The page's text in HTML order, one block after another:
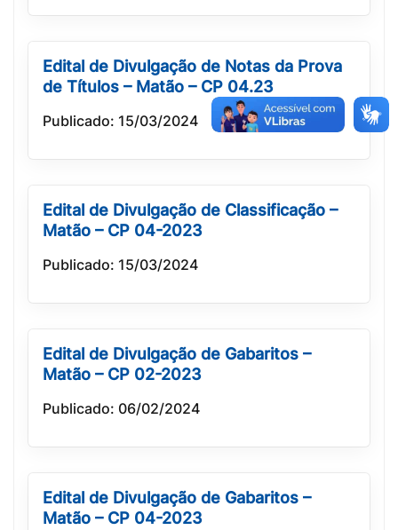
Edital de Divulgação de Notas da Prova
de Títulos – Matão – CP 04.23
Publicado: 15/03/2024
Edital de Divulgação de Classificação –
Matão – CP 04-2023
Publicado: 15/03/2024
Edital de Divulgação de Gabaritos –
Matão – CP 02-2023
Publicado: 06/02/2024
Edital de Divulgação de Gabaritos –
Matão – CP 04-2023